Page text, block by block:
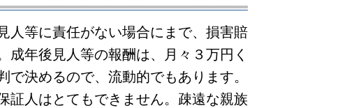
人等に責任がない場合にまで、損害賠
年後見人等の報酬は、月々３万円く
決めるので、流動的でもあります。
証人はとてもできません。疎遠な親族